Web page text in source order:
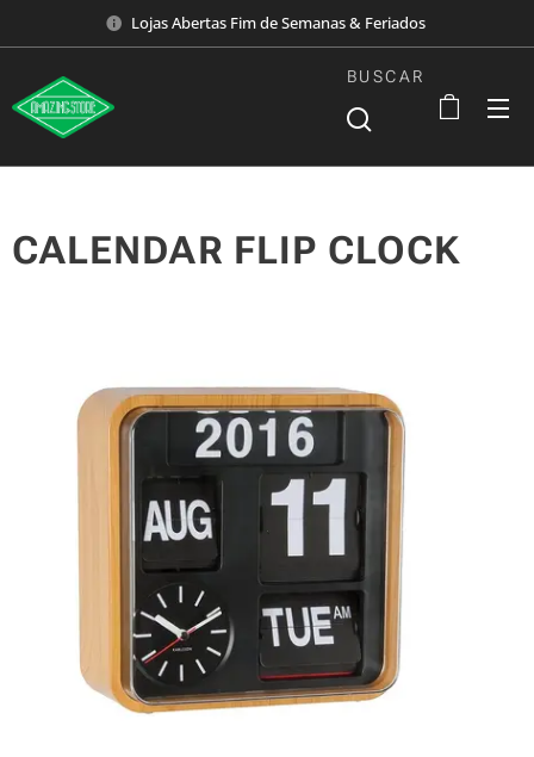
Lojas Abertas Fim de Semanas & Feriados
BUSCAR
CALENDAR FLIP CLOCK